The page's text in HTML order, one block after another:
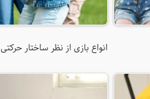
انواع بازی از نظر ساختار حرکتی